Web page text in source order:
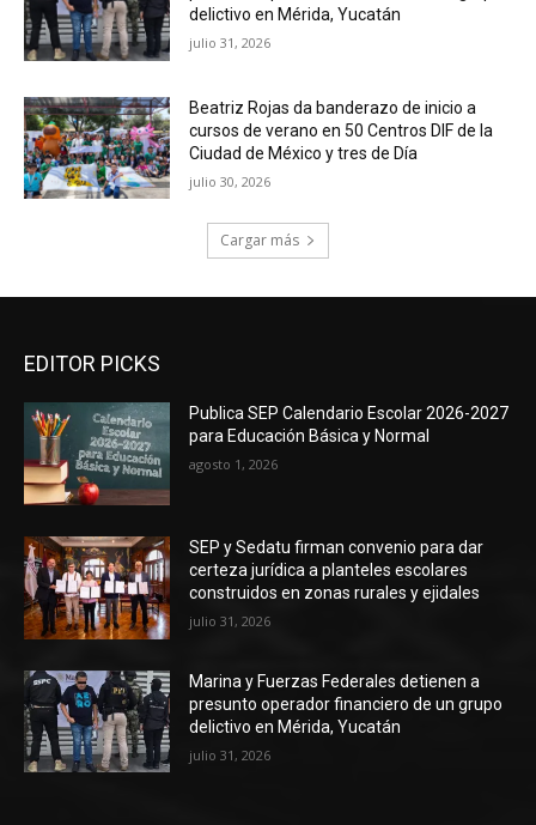
delictivo en Mérida, Yucatán
julio 31, 2026
Beatriz Rojas da banderazo de inicio a
cursos de verano en 50 Centros DIF de la
Ciudad de México y tres de Día
julio 30, 2026
Cargar más
EDITOR PICKS
Publica SEP Calendario Escolar 2026-2027
para Educación Básica y Normal
agosto 1, 2026
SEP y Sedatu firman convenio para dar
certeza jurídica a planteles escolares
construidos en zonas rurales y ejidales
julio 31, 2026
Marina y Fuerzas Federales detienen a
presunto operador financiero de un grupo
delictivo en Mérida, Yucatán
julio 31, 2026